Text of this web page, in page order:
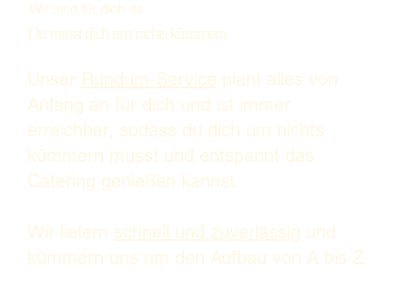
Wir sind für dich da
Du musst dich um nichts kümmern
Unser Rundum-Service plant alles von
Anfang an für dich und ist immer
erreichbar, sodass du dich um nichts
kümmern musst und entspannt das
Catering genießen kannst.
Wir liefern schnell und zuverlässig und
kümmern uns um den Aufbau von A bis Z.